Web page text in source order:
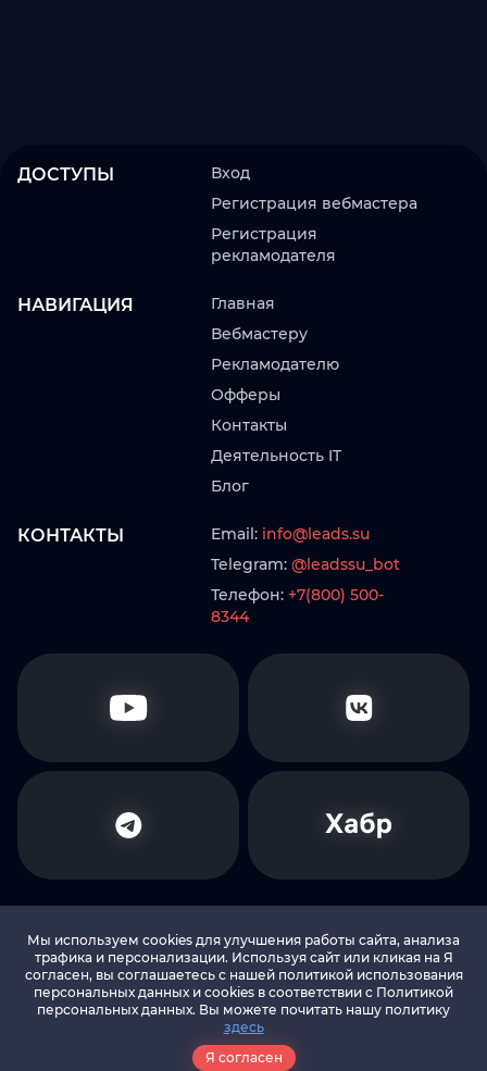
ДОСТУПЫ
Вход
Регистрация вебмастера
Регистрация
рекламодателя
НАВИГАЦИЯ
Главная
Вебмастеру
Рекламодателю
Офферы
Контакты
Деятельность IT
Блог
КОНТАКТЫ Email: info@leads.su
Telegram: @leadssu_bot
Телефон: +7(800) 500-
8344
© 2010-2026 LEADS.SU Все права защищены
Политика в отношении обработки
персональных данных
Мы используем cookies для улучшения работы сайта, анализа
трафика и персонализации. Используя сайт или кликая на Я
согласен, вы соглашаетесь с нашей политикой использования
персональных данных и cookies в соответствии c Политикой
персональных данных. Вы можете почитать нашу политику
здесь
Я согласен